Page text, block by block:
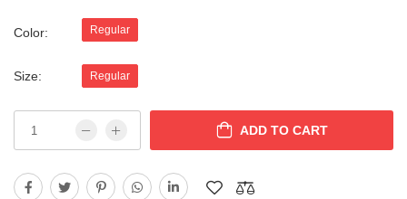
Color: Regular
Size: Regular
ADD TO CART